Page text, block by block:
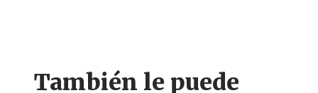
También le puede